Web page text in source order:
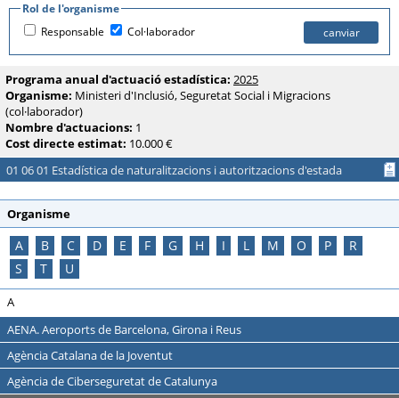
Rol de l'organisme
Responsable
Col·laborador
Programa anual d'actuació estadística: 2025
Organisme: Ministeri d'Inclusió, Seguretat Social i Migracions
(col·laborador)
Nombre d'actuacions: 1
Cost directe estimat: 10.000 €
01 06 01 Estadística de naturalitzacions i autoritzacions d'estada
Organisme
A B C D E F G H I L M O P
R
S
T U
A
AENA. Aeroports de Barcelona, Girona i Reus
Agència Catalana de la Joventut
Agència de Ciberseguretat de Catalunya